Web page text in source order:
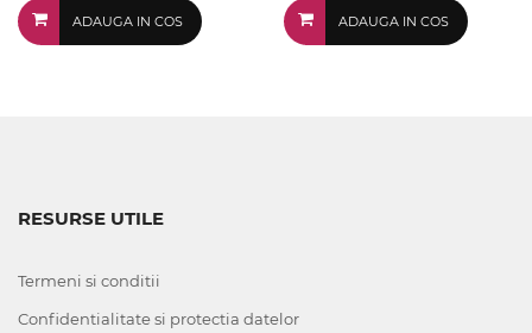
ADAUGA IN COS ADAUGA IN COS
RESURSE UTILE
Termeni si conditii
Confidentialitate si protectia datelor